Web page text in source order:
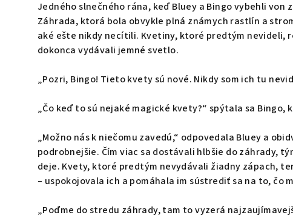
Jedného slnečného rána, keď Bluey a Bingo vybehli von
Záhrada, ktorá bola obvykle plná známych rastlín a
aké ešte nikdy necítili. Kvetiny, ktoré predtým nevideli,
dokonca vydávali jemné svetlo.
„Pozri, Bingo! Tieto kvety sú nové. Nikdy som ich tu
„Čo keď to sú nejaké magické kvety?“ spýtala sa
„Možno nás k niečomu zavedú,“ odpovedala Bluey a
podrobnejšie. Čím viac sa dostávali hlbšie do záhrady,
deje. Kvety, ktoré predtým nevydávali žiadny zápach,
– uspokojovala ich a pomáhala im sústrediť sa na to, čo
„Poďme do stredu záhrady, tam to vyzerá